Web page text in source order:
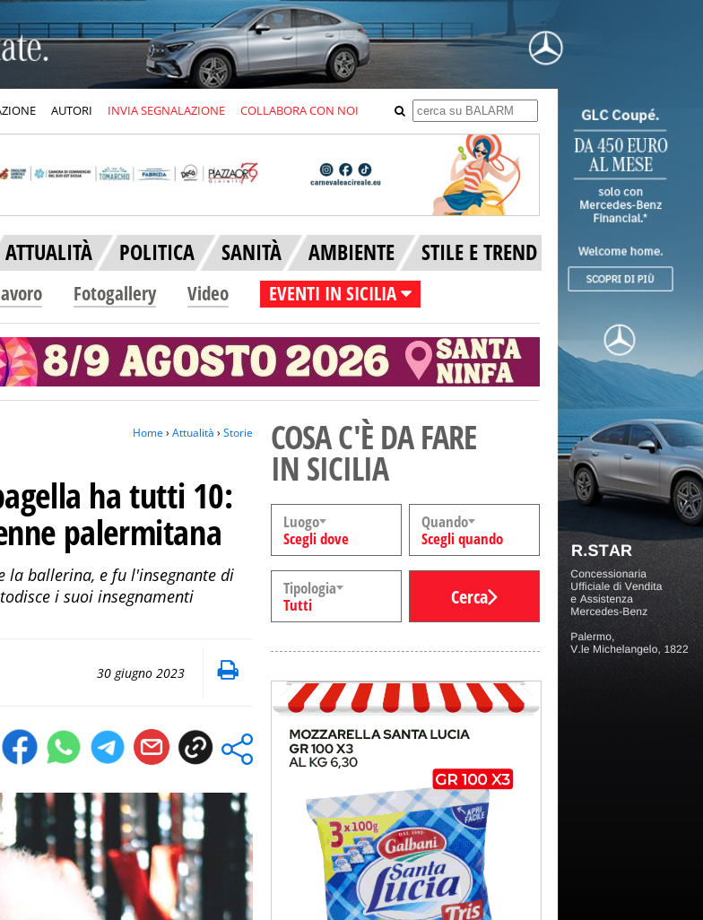
AUTORI INVIA SEGNALAZIONE COLLABORA CON NOI
ATTUALITÀ POLITICA SANITÀ AMBIENTE STILE E TREND
Fotogallery Video EVENTI IN SICILIA
Home› Attualità › Storie
ha tutti 10:
palermitana
la ballerina, e fu l'insegnante di
i suoi insegnamenti
30 giugno 2023
COSA C'È DA FARE
IN SICILIA
Luogo
Scegli dove
Quando
Scegli quando
Tipologia
Tutti
Cerca